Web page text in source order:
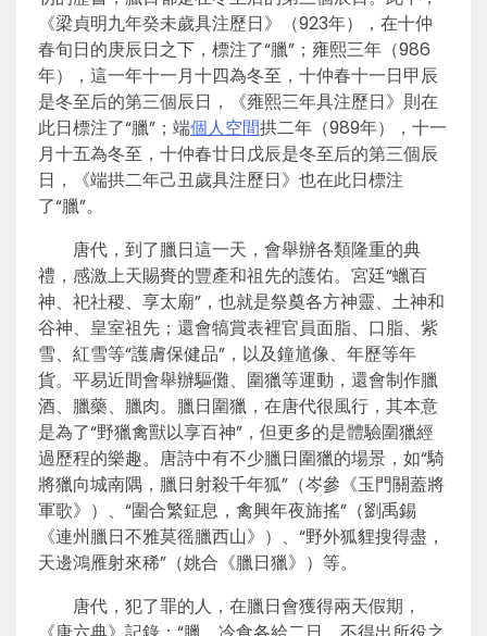
《梁貞明九年癸未歲具注歷日》（923年），在十仲
春旬日的庚辰日之下，標注了“臘”；雍熙三年（986
年），這一年十一月十四為冬至，十仲春十一日甲辰
是冬至后的第三個辰日，《雍熙三年具注歷日》則在
此日標注了“臘”；端個人空間拱二年（989年），十一
月十五為冬至，十仲春廿日戊辰是冬至后的第三個辰
日，《端拱二年己丑歲具注歷日》也在此日標注
了“臘”。
唐代，到了臘日這一天，會舉辦各類隆重的典
禮，感激上天賜賚的豐產和祖先的護佑。宮廷“蠟百
神、祀社稷、享太廟”，也就是祭奠各方神靈、土神和
谷神、皇室祖先；還會犒賞表裡官員面脂、口脂、紫
雪、紅雪等“護膚保健品”，以及鐘馗像、年歷等年
貨。平易近間會舉辦驅儺、圍獵等運動，還會制作臘
酒、臘藥、臘肉。臘日圍獵，在唐代很風行，其本意
是為了“野獵禽獸以享百神”，但更多的是體驗圍獵經
過歷程的樂趣。唐詩中有不少臘日圍獵的場景，如“騎
將獵向城南隅，臘日射殺千年狐”（岑參《玉門關蓋將
軍歌》）、“圍合繁鉦息，禽興年夜旆搖”（劉禹錫
《連州臘日不雅莫徭臘西山》）、“野外狐貍搜得盡，
天邊鴻雁射來稀”（姚合《臘日獵》）等。
唐代，犯了罪的人，在臘日會獲得兩天假期，